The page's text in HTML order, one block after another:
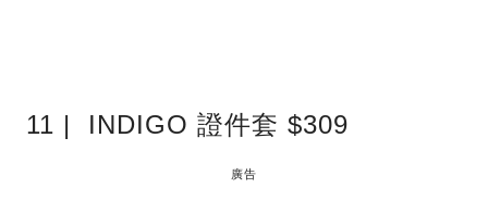
11 | INDIGO 證件套 $309
廣告